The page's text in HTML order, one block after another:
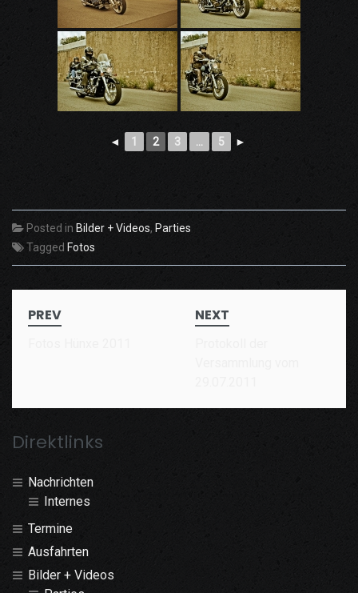
◄ 1 2 3 ... 5 ►
Posted in Bilder + Videos, Parties
Tagged Fotos
navigation
PREV NEXT
Direktlinks
Nachrichten
Internes
Termine
Ausfahrten
Bilder + Videos